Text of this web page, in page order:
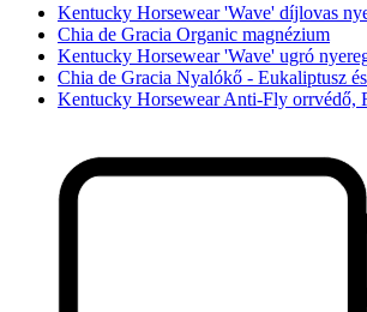
Kentucky Horsewear 'Wave' díjlovas
Chia de Gracia Organic magnézium
Kentucky Horsewear 'Wave' ugró
Chia de Gracia Nyalókő - Eukaliptusz
Kentucky Horsewear Anti-Fly orrvédő,